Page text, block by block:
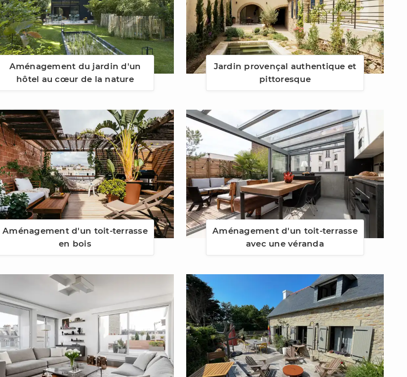
Aménagement du jardin d'un
hôtel au cœur de la nature
Jardin provençal authentique et
pittoresque
Aménagement d'un toit-terrasse
en bois
Aménagement d'un toit-terrasse
avec une véranda